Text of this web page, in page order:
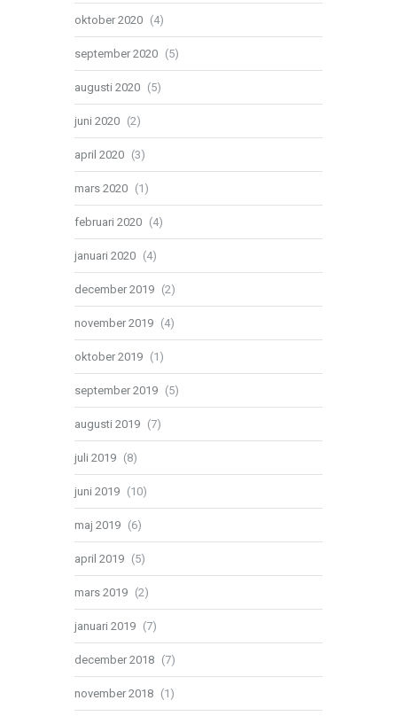
oktober 2020 (4)
september 2020 (5)
augusti 2020 (5)
juni 2020 (2)
april 2020 (3)
mars 2020 (1)
februari 2020 (4)
januari 2020 (4)
december 2019 (2)
november 2019 (4)
oktober 2019 (1)
september 2019 (5)
augusti 2019 (7)
juli 2019 (8)
juni 2019 (10)
maj 2019 (6)
april 2019 (5)
mars 2019 (2)
januari 2019 (7)
december 2018 (7)
november 2018 (1)